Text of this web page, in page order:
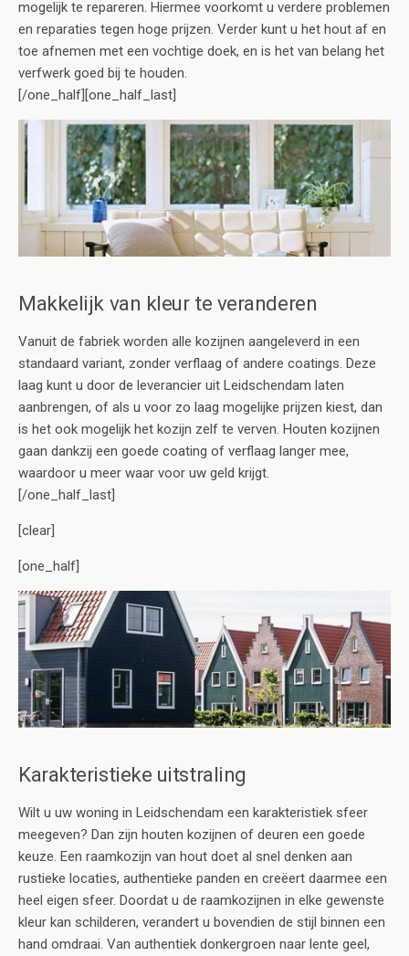
mogelijk te repareren. Hiermee voorkomt u verdere problemen
en reparaties tegen hoge prijzen. Verder kunt u het hout af en
toe afnemen met een vochtige doek, en is het van belang het
verfwerk goed bij te houden.
[/one_half][one_half_last]
Makkelijk van kleur te veranderen
Vanuit de fabriek worden alle kozijnen aangeleverd in een
standaard variant, zonder verflaag of andere coatings. Deze
laag kunt u door de leverancier uit Leidschendam laten
aanbrengen, of als u voor zo laag mogelijke prijzen kiest, dan
is het ook mogelijk het kozijn zelf te verven. Houten kozijnen
gaan dankzij een goede coating of verflaag langer mee,
waardoor u meer waar voor uw geld krijgt.
[/one_half_last]
[clear]
[one_half]
Karakteristieke uitstraling
Wilt u uw woning in Leidschendam een karakteristiek sfeer
meegeven? Dan zijn houten kozijnen of deuren een goede
keuze. Een raamkozijn van hout doet al snel denken aan
rustieke locaties, authentieke panden en creëert daarmee een
heel eigen sfeer. Doordat u de raamkozijnen in elke gewenste
kleur kan schilderen, verandert u bovendien de stijl binnen een
hand omdraai. Van authentiek donkergroen naar lente geel,